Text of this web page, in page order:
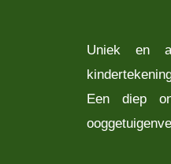
Uniek en
Een diep